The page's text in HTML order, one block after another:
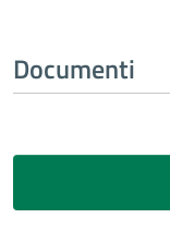
Documenti